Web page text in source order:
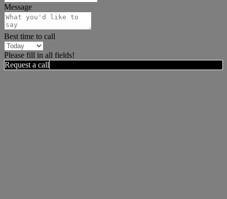
Message
Best time to call
Please fill in all fields!
Request a call